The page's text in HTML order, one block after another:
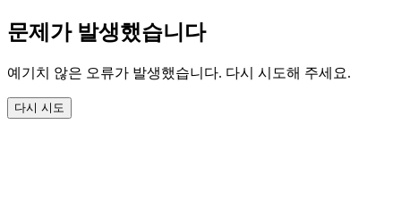
문제가 발생했습니다
예기치 않은 오류가 발생했습니다. 다시 시도해 주세요.
다시 시도